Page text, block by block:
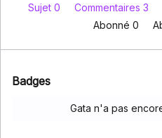
Sujet 0 Commentaires 3
Abonné 0
Badges
Gata n'a pas